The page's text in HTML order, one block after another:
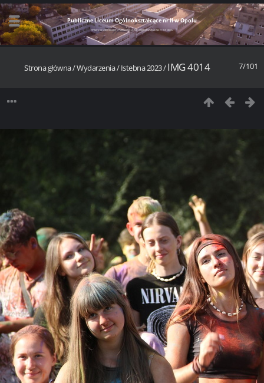
Publiczne Liceum Ogólnokształcące nr II w Opolu
Witamy w szkolnej galerii Publicznego Liceum Ogólnokształcącego nr II w Opolu
7/101
Strona główna/Wydarzenia/Istebna 2023/IMG 4014